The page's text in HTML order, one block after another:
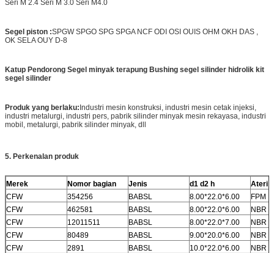
Seri M 2.4 Seri M 3.0 Seri M4.0
Segel piston :SPGW SPGO SPG SPGA NCF ODI OSI OUIS OHM OKH DAS ,
OK SELA OUY D-8
Katup Pendorong Segel minyak terapung Bushing segel silinder hidrolik kit
segel silinder
Produk yang berlaku:Industri mesin konstruksi, industri mesin cetak injeksi,
industri metalurgi, industri pers, pabrik silinder minyak mesin rekayasa, industri
mobil, metalurgi, pabrik silinder minyak, dll
5. Perkenalan produk
Merek Nomor bagian Jenis d1 d2 h
Ateri
CFW
354256 BABSL 8.00*22.0*6.00
FPM
CFW
462581 BABSL 8.00*22.0*6.00
NBR
CFW
12011511 BABSL 8.00*22.0*7.00
NBR
CFW
80489 BABSL 9.00*20.0*6.00
NBR
CFW
2891 BABSL 10.0*22.0*6.00
NBR